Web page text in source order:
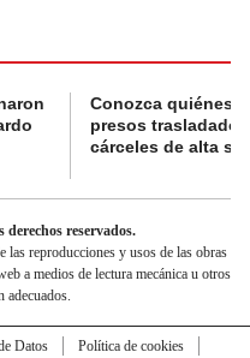
Conozca quiénes
presos
cárceles de alta
reservados.
reproducciones y usos de las obras
a medios de lectura mecánica u otros
adecuados.
Datos
Política de cookies